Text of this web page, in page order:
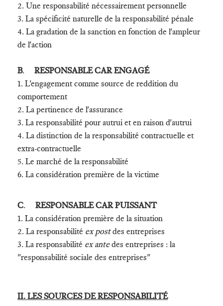
2. Une responsabilité nécessairement personnelle
3. La spécificité naturelle de la responsabilité pénale
4. La gradation de la sanction en fonction de l'ampleur
de l'action
B.
RESPONSABLE CAR ENGAGÉ
1. L'engagement comme source de reddition du
comportement
2. La pertinence de l'assurance
3. La responsabilité pour autrui et en raison d'autrui
4. La distinction de la responsabilité contractuelle et
extra-contractuelle
5. Le marché de la responsabilité
6. La considération première de la victime
C.
RESPONSABLE CAR PUISSANT
1. La considération première de la situation
2. La responsabilité ex postdes entreprises
3. La responsabilité ex antedes entreprises : la
"responsabilité sociale des entreprises"
II. LES SOURCES DE RESPONSABILITÉ